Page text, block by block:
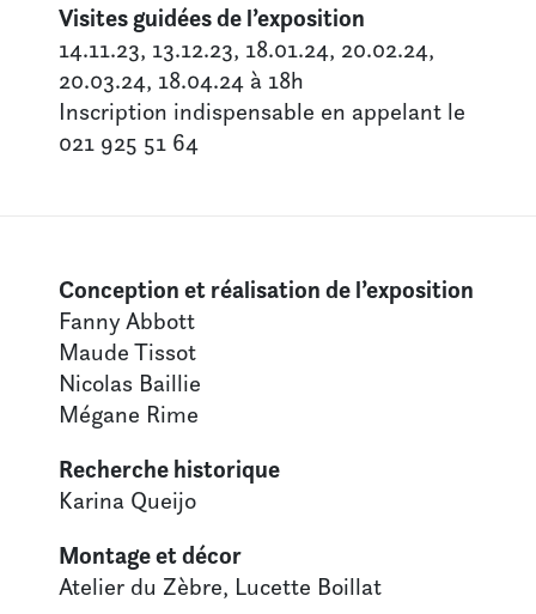
Visites guidées de l’exposition
14.11.23, 13.12.23, 18.01.24, 20.02.24,
20.03.24, 18.04.24 à 18h
Inscription indispensable en appelant le
021 925 51 64
Conception et réalisation de l’exposition
Fanny Abbott
Maude Tissot
Nicolas Baillie
Mégane Rime
Recherche historique
Karina Queijo
Montage et décor
Atelier du Zèbre, Lucette Boillat